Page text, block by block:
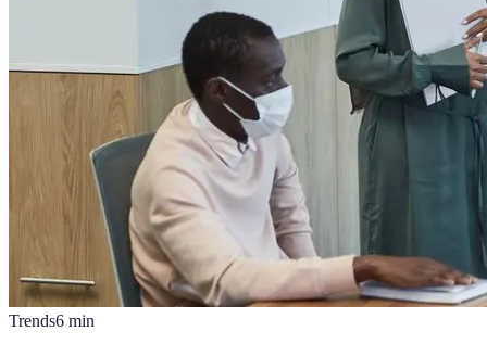
Trends6 min